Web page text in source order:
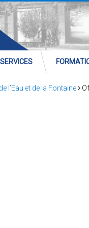
SERVICES
l’Eau et de la Fontaine